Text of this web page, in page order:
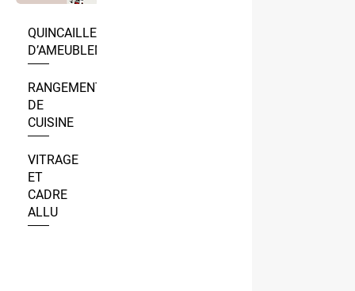
QUINCAILLERIE
D’AMEUBLEMENT
RANGEMENT
DE
CUISINE
VITRAGE
ET
CADRE
ALLU